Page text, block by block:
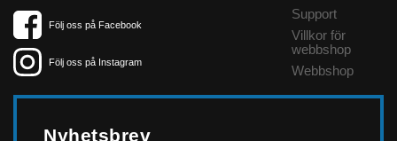
Support
Villkor för
webbshop
Webbshop
Följ oss på Facebook
Följ oss på Instagram
Nyhetsbrev